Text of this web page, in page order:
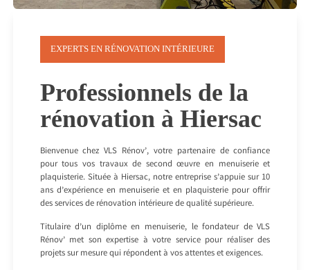
EXPERTS EN RÉNOVATION INTÉRIEURE
Professionnels de la
rénovation à Hiersac
Bienvenue chez VLS Rénov’, votre partenaire de confiance
pour tous vos travaux de second œuvre en menuiserie et
plaquisterie. Située à Hiersac, notre entreprise s’appuie sur 10
ans d’expérience en menuiserie et en plaquisterie pour offrir
des services de rénovation intérieure de qualité supérieure.
Titulaire d’un diplôme en menuiserie, le fondateur de VLS
Rénov’ met son expertise à votre service pour réaliser des
projets sur mesure qui répondent à vos attentes et exigences.